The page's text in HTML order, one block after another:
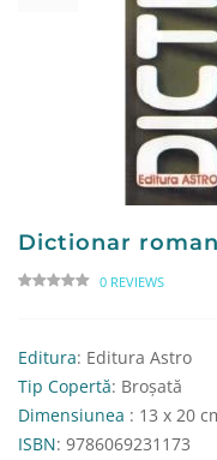
Dictionar
0 REVIEWS
Editura: Editura Astro
Tip Copertă: Broșată
Dimensiunea : 13 x 20
ISBN: 9786069231173